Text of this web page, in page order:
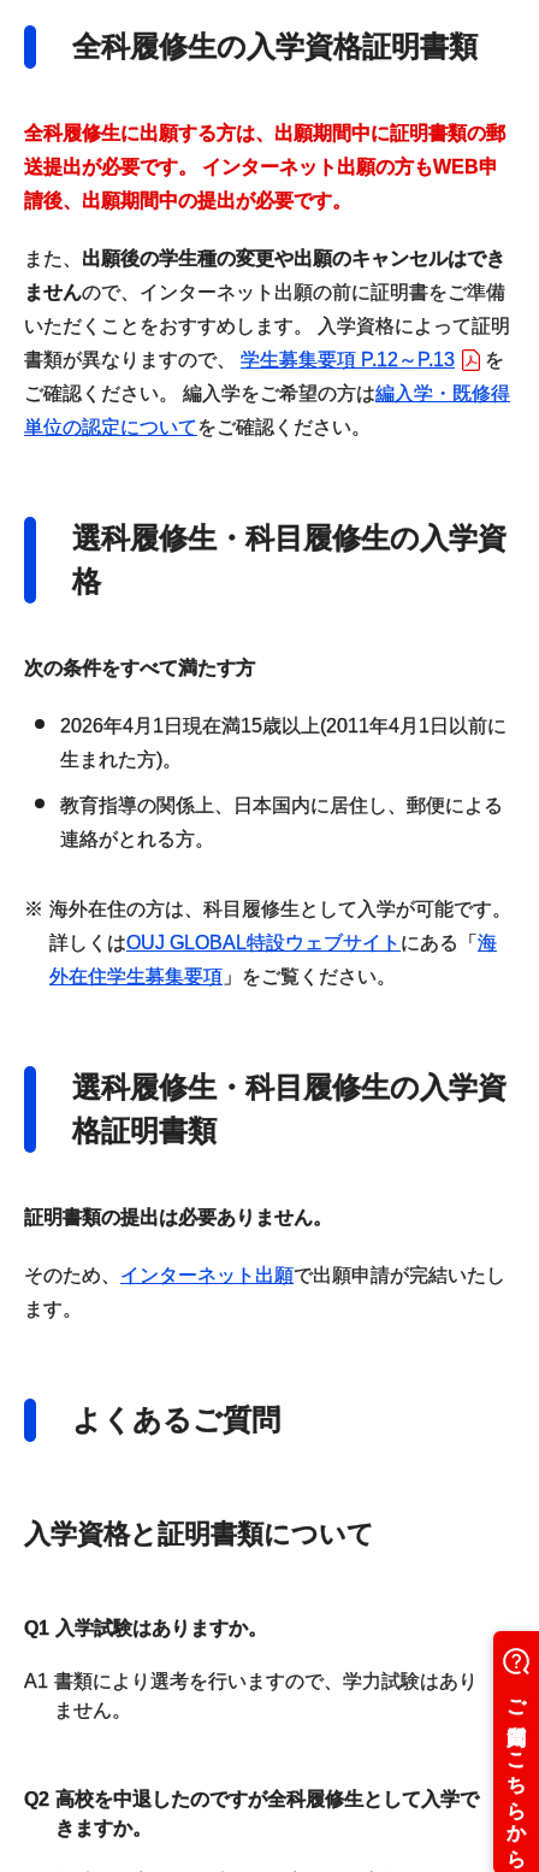
全科履修生の入学資格証明書類
全科履修生に出願する方は、出願期間中に証明書類の郵
送提出が必要です。 インターネット出願の方もWEB申
請後、出願期間中の提出が必要です。
また、 出願後の学生種の変更や出願のキャンセルはでき
ませんので、インターネット出願の前に証明書をご準備
いただくことをおすすめします。 入学資格によって証明
書類が異なりますので、 学生募集要項 P.12～P.13
を
ご確認ください。 編入学をご希望の方は編入学・既修得
単位の認定についてをご確認ください。
選科履修生・科目履修生の入学資
格
次の条件をすべて満たす方
2026年4月1日現在満15歳以上(2011年4月1日以前に
生まれた方)。
教育指導の関係上、日本国内に居住し、郵便による
連絡がとれる方。
※ 海外在住の方は、科目履修生として入学が可能です。
詳しくはOUJ GLOBAL特設ウェブサイト にある「 海
外在住学生募集要項 」をご覧ください。
選科履修生・科目履修生の入学資
格証明書類
証明書類の提出は必要ありません。
そのため、 インターネット出願で出願申請が完結いたし
ます。
よくあるご質問
入学資格と証明書類について
Q1 入学試験はありますか。
A1 書類により選考を行いますので、学力試験はあり
ません。
Q2 高校を中退したのですが全科履修生として入学で
きますか。